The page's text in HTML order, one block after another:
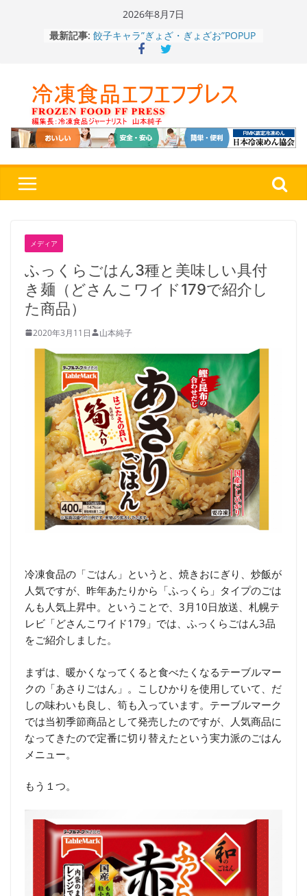
2026年8月7日
最新記事: ストアで作者にご挨拶、新作”れいと
うこ～こ～”を知る
定さわやかフレーバー「CHEESE
WONDER YELLOW」復刻発売中
今まで無かった大盛！水から簡単レン
ジ♪ふわもちめん！！「冷凍 日清の
どん兵衛 大盛 きつねうどん」
「同 肉うどん」
日清食品冷凍、背油の旨み・コク深い
メディア
ふっくらごはん3種と美味しい具付
き麺（どさんこワイド179で紹介し
た商品）
2020年3月11日 山本純子
冷凍食品の「ごはん」というと、焼きおにぎり、炒飯が
人気ですが、昨年あたりから「ふっくら」タイプのごは
んも人気上昇中。ということで、3月10日放送、札幌テ
レビ「どさんこワイド179」では、ふっくらごはん3品
をご紹介しました。
まずは、暖かくなってくると食べたくなるテーブルマー
クの「あさりごはん」。こしひかりを使用していて、だ
しの味わいも良し、筍も入っています。テーブルマーク
では当初季節商品として発売したのですが、人気商品に
なってきたので定番に切り替えたという実力派のごはん
メニュー。
もう１つ。